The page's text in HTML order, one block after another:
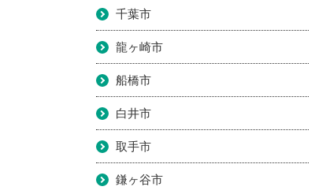
千葉市
龍ヶ崎市
船橋市
白井市
取手市
鎌ヶ谷市